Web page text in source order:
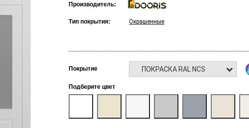
Производитель:
Тип покрытия: Окрашенные
Покрытие ПОКРАСКА RAL NCS
Подберите цвет